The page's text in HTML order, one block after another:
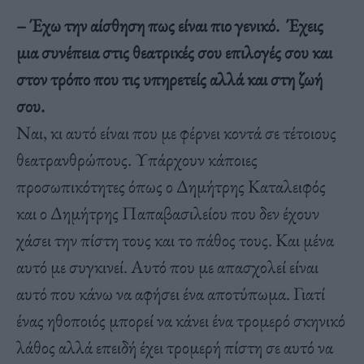
– Έχω την αίσθηση πως είναι πιο γενικό. Έχεις
μια συνέπεια στις θεατρικές σου επιλογές σου και
στον τρόπο που τις υπηρετείς αλλά και στη ζωή
σου.
Ναι, κι αυτό είναι που με φέρνει κοντά σε τέτοιους
θεατρανθρώπους. Υπάρχουν κάποιες
προσωπικότητες όπως ο Δημήτρης Καταλειφός
και ο Δημήτρης Παπαβασιλείου που δεν έχουν
χάσει την πίστη τους και το πάθος τους. Και μένα
αυτό με συγκινεί. Αυτό που με απασχολεί είναι
αυτό που κάνω να αφήσει ένα αποτύπωμα. Γιατί
ένας ηθοποιός μπορεί να κάνει ένα τρομερό σκηνικό
λάθος αλλά επειδή έχει τρομερή πίστη σε αυτό να